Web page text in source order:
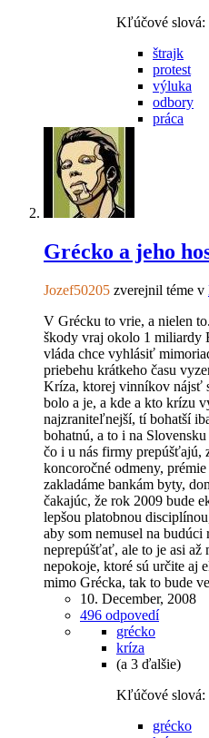
Kľúčové slová:
štrajk
protest
výluka
odbory
práca
Grécko a jeho
Jozef50205 zverejnil téme v
V Grécku to vrie, a nielen
škody vraj okolo 1 miliardy
vláda chce vyhlásiť
priebehu krátkeho času
Kríza, ktorej vinníkov nájsť
bolo a je, a kde a kto krízu
najzraniteľnejší, tí bohatší
bohatnú, a to i na
čo i u nás firmy prepúšťajú,
koncoročné odmeny,
zakladáme bankám byty,
čakajúc, že rok 2009 bude
lepšou platobnou
aby som nemusel na
neprepúšťať, ale to je asi až
nepokoje, ktoré sú určite aj
mimo Grécka, tak to bude
10. December, 2008
496 odpovedí
grécko
kríza
(a 3 ďalšie)
Kľúčové slová:
grécko